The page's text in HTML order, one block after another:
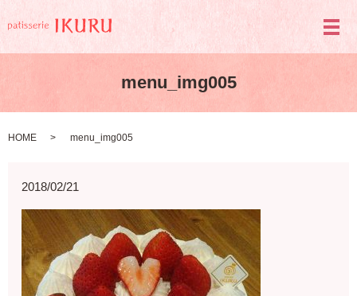
メ
menu_img005
HOME menu_img005
2018/02/21